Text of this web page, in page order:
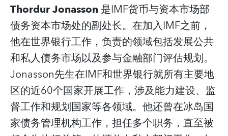
Thordur Jonasson是IMF货币与资本市场部
债务资本市场处的副处长。在加入IMF之前，
他在世界银行工作，负责的领域包括发展公共
和私人债务市场以及参与金融部门评估规划。
Jonasson先生在IMF和世界银行就所有主要地
区的近60个国家开展工作，涉及能力建设、监
督工作和规划国家等各领域。他还曾在冰岛国
家债务管理机构工作，担任多个职务，直至被